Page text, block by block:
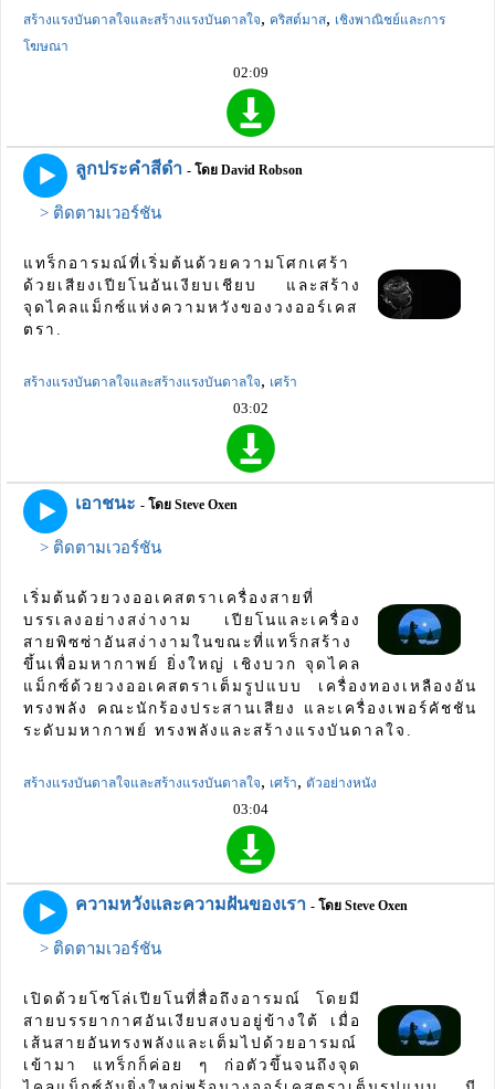
สร้างแรงบันดาลใจและสร้างแรงบันดาลใจ, คริสต์มาส, เชิงพาณิชย์และการ
โฆษณา
02:09
ลูกประคำสีดำ - โดย David Robson
> ติดตามเวอร์ชัน
แทร็กอารมณ์ที่เริ่มต้นด้วยความโศกเศร้า
ด้วยเสียงเปียโนอันเงียบเชียบ และสร้าง
จุดไคลแม็กซ์แห่งความหวังของวงออร์เคส
ตรา.
สร้างแรงบันดาลใจและสร้างแรงบันดาลใจ, เศร้า
03:02
เอาชนะ - โดย Steve Oxen
> ติดตามเวอร์ชัน
เริ่มต้นด้วยวงออเคสตราเครื่องสายที่
บรรเลงอย่างสง่างาม เปียโนและเครื่อง
สายพิซซ่าอันสง่างามในขณะที่แทร็กสร้าง
ขึ้นเพื่อมหากาพย์ ยิ่งใหญ่ เชิงบวก จุดไคล
แม็กซ์ด้วยวงออเคสตราเต็มรูปแบบ เครื่องทองเหลืองอัน
ทรงพลัง คณะนักร้องประสานเสียง และเครื่องเพอร์คัชชัน
ระดับมหากาพย์ ทรงพลังและสร้างแรงบันดาลใจ.
สร้างแรงบันดาลใจและสร้างแรงบันดาลใจ, เศร้า, ตัวอย่างหนัง
03:04
ความหวังและความฝันของเรา - โดย Steve Oxen
> ติดตามเวอร์ชัน
เปิดด้วยโซโล่เปียโนที่สื่อถึงอารมณ์ โดยมี
สายบรรยากาศอันเงียบสงบอยู่ข้างใต้ เมื่อ
เส้นสายอันทรงพลังและเต็มไปด้วยอารมณ์
เข้ามา แทร็กก็ค่อย ๆ ก่อตัวขึ้นจนถึงจุด